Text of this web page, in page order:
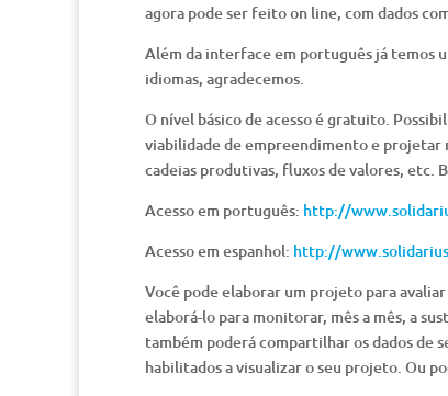
agora pode ser feito on line, com dados
Além da interface em português já temos
idiomas, agradecemos.
O nível básico de acesso é gratuito.
viabilidade de empreendimento e projetar
cadeias produtivas, fluxos de valores, etc.
Acesso em português: http://
Acesso em espanhol: http://
Você pode elaborar um projeto para
elaborá-lo para monitorar, mês a mês, a
também poderá compartilhar os dados de
habilitados a visualizar o seu projeto. Ou